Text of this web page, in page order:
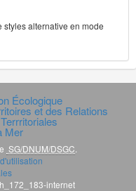
alternative en mode
Écologique
et des Relations
Mer
SG/DNUM/DSGC
internet